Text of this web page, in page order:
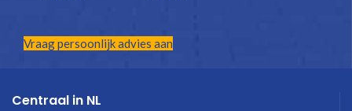
Vraag persoonlijk advies aan
Centraal in NL